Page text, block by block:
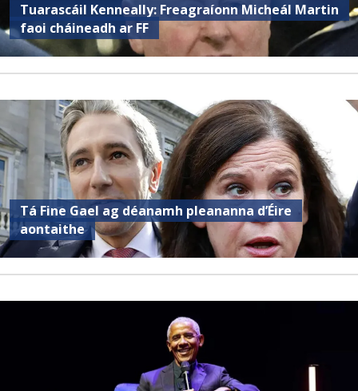
Tuarascáil Kenneally: Freagraíonn Micheál Martin
faoi cháineadh ar FF
Tá Fine Gael ag déanamh pleananna d’Éire
aontaithe